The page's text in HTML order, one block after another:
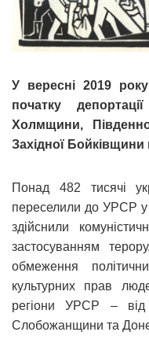
У вересні 2019
початку
Холмщини,
Західної Бойківщини
Понад 482 тисячі
переселили до УРСР
здійснили
застосуванням
обмеження
культурних прав
регіони УРСР – від
Слобожанщини та